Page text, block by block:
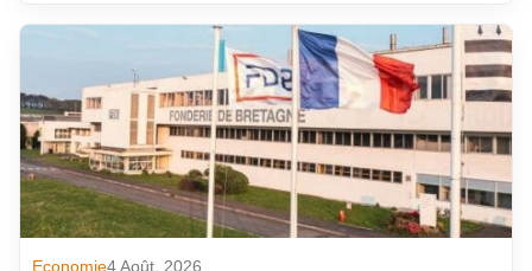
Economie4 Août. 2026